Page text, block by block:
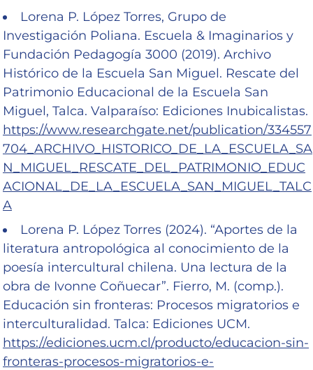
Lorena P. López Torres, Grupo de
Investigación Poliana. Escuela & Imaginarios y
Fundación Pedagogía 3000 (2019). Archivo
Histórico de la Escuela San Miguel. Rescate del
Patrimonio Educacional de la Escuela San
Miguel, Talca. Valparaíso: Ediciones Inubicalistas.
https://www.researchgate.net/publication/334557
704_ARCHIVO_HISTORICO_DE_LA_ESCUELA_SA
N_MIGUEL_RESCATE_DEL_PATRIMONIO_EDUC
ACIONAL_DE_LA_ESCUELA_SAN_MIGUEL_TALC
A
Lorena P. López Torres (2024). “Aportes de la
literatura antropológica al conocimiento de la
poesía intercultural chilena. Una lectura de la
obra de Ivonne Coñuecar”. Fierro, M. (comp.).
Educación sin fronteras: Procesos migratorios e
interculturalidad. Talca: Ediciones UCM.
https://ediciones.ucm.cl/producto/educacion-sin-
fronteras-procesos-migratorios-e-